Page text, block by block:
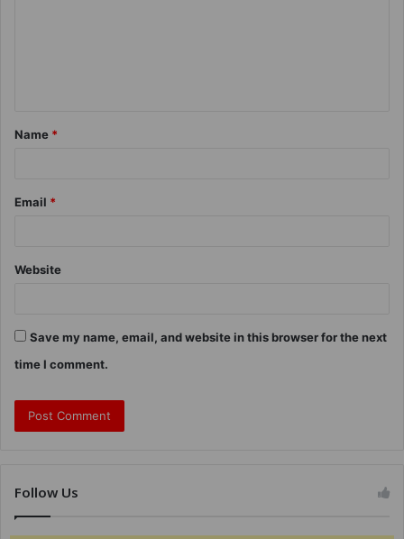
Name *
Email *
Website
Save my name, email, and website in this browser for the next
time I comment.
Follow Us